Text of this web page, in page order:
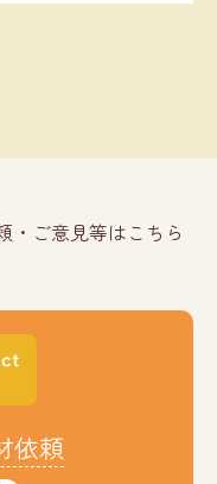
・ご意見等はこちら
依頼